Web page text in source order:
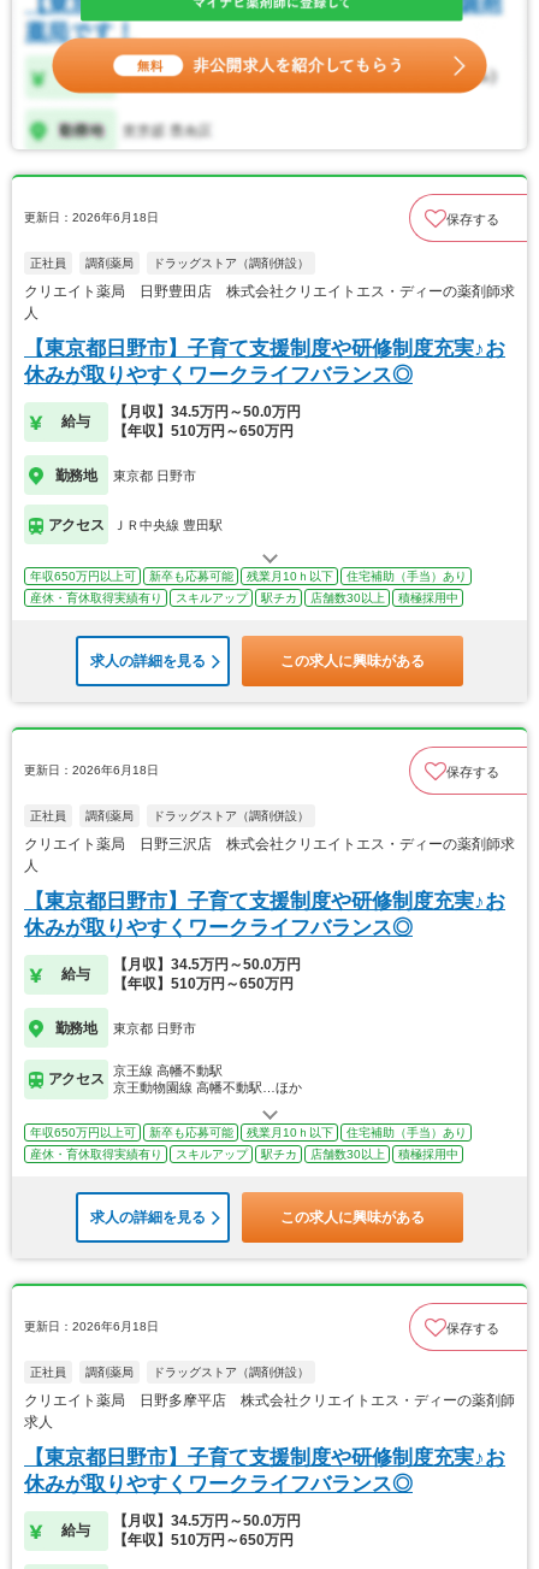
更新日：2026年6月18日 保存する
正社員 調剤薬局 ドラッグストア（調剤併設）
クリエイト薬局 日野豊田店 株式会社クリエイトエス・ディーの薬剤師求
人
【東京都日野市】子育て支援制度や研修制度充実♪お
休みが取りやすくワークライフバランス◎
給与
【月収】34.5万円～50.0万円
【年収】510万円～650万円
勤務地 東京都 日野市
アクセス ＪＲ中央線 豊田駅
年収650万円以上可 新卒も応募可能 残業月10ｈ以下
住宅補助（手当）あり
産休・育休取得実績有り
スキルアップ 駅チカ 店舗数30以上 積極採用中
求人の詳細を見る この求人に興味がある
更新日：2026年6月18日 保存する
正社員 調剤薬局 ドラッグストア（調剤併設）
クリエイト薬局 日野三沢店 株式会社クリエイトエス・ディーの薬剤師求
人
【東京都日野市】子育て支援制度や研修制度充実♪お
休みが取りやすくワークライフバランス◎
給与
【月収】34.5万円～50.0万円
【年収】510万円～650万円
勤務地 東京都 日野市
アクセス
京王線 高幡不動駅
京王動物園線 高幡不動駅…ほか
年収650万円以上可 新卒も応募可能 残業月10ｈ以下
住宅補助（手当）あり
産休・育休取得実績有り
スキルアップ 駅チカ 店舗数30以上 積極採用中
求人の詳細を見る この求人に興味がある
更新日：2026年6月18日 保存する
正社員 調剤薬局 ドラッグストア（調剤併設）
クリエイト薬局 日野多摩平店 株式会社クリエイトエス・ディーの薬剤師
求人
【東京都日野市】子育て支援制度や研修制度充実♪お
休みが取りやすくワークライフバランス◎
給与
【月収】34.5万円～50.0万円
【年収】510万円～650万円